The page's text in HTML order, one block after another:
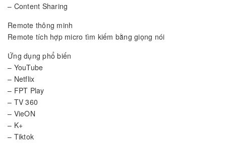
– Content Sharing
Remote thông minh
Remote tích hợp micro tìm kiếm bằng giọng nói
Ứng dụng phổ biến
– YouTube
– Netflix
– FPT Play
– TV 360
– VieON
– K+
– Tiktok